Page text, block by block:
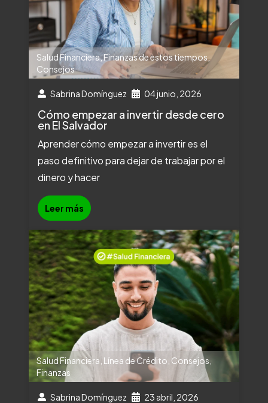
Salud Financiera,Finanzas de estos tiempos,
Consejos
Sabrina Domínguez 04 junio, 2026
Cómo empezar a invertir desde cero
en El Salvador
Aprender cómo empezar a invertir es el
paso definitivo para dejar de trabajar por el
dinero y hacer
Leer más
Salud Financiera Línea de Crédito Consejos,
Finanzas
Sabrina Domínguez 23 abril, 2026